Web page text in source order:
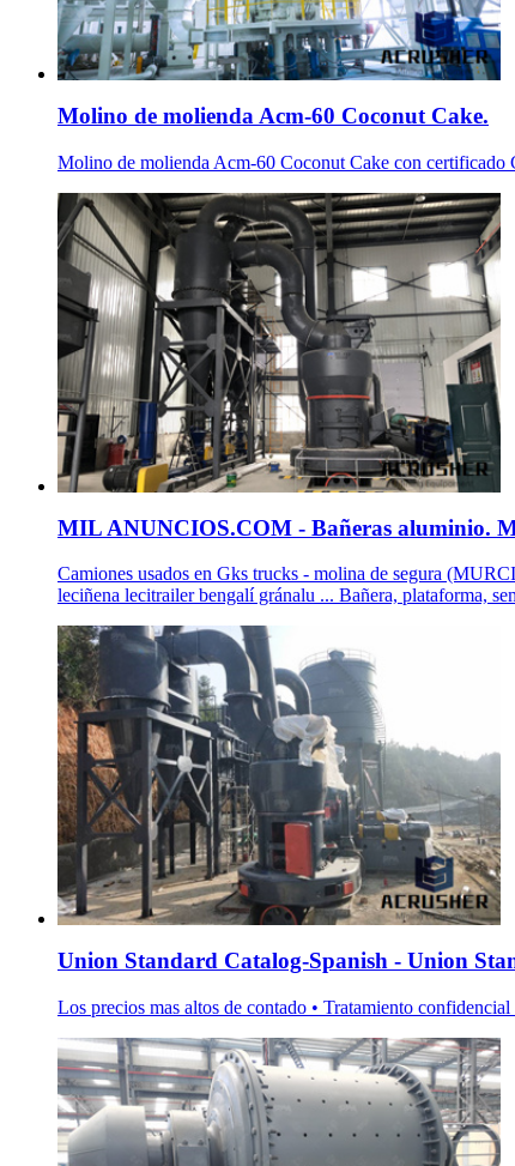
Molino de molienda Acm-60 Coconut Cake.
Molino de molienda Acm-60 Coconut Cake con
MIL ANUNCIOS.COM - Bañeras aluminio.
Camiones usados en Gks trucks - molina de segura
leciñena lecitrailer bengalí gránalu ... Bañera, plataforma,
Union Standard Catalog-Spanish - Union
Los precios mas altos de contado • Tratamiento